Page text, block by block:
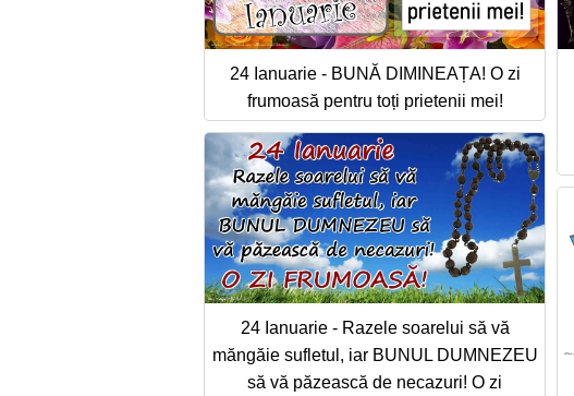
24 Ianuarie - BUNĂ DIMINEAȚA! O zi
frumoasă pentru toți prietenii mei!
24 Ianuarie - Razele soarelui să vă
măngăie sufletul, iar BUNUL DUMNEZEU
să vă păzească de necazuri! O zi